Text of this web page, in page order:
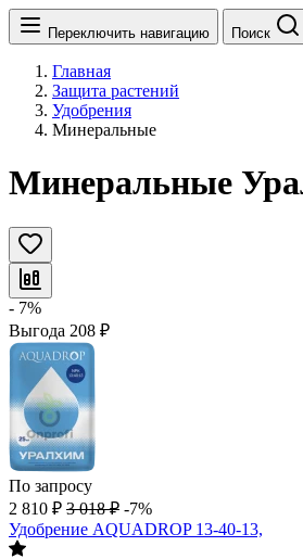
Переключить навигацию Поиск
Главная
Защита растений
Удобрения
Минеральные
Минеральные
- 7%
Выгода 208 ₽
По запросу
2 810 ₽ 3 018 ₽ -7%
Удобрение AQUADROP 13-40-13,